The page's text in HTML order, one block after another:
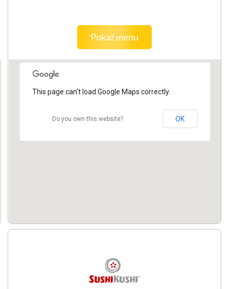
Pokaż menu
This page can't load Google Maps correctly.
Do you own this website? OK